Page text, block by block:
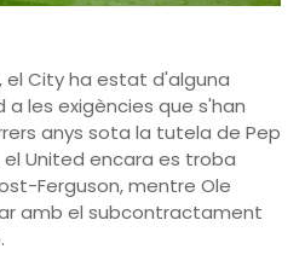
City ha estat d'alguna
les exigències que s'han
anys sota la tutela de Pep
United encara es troba
Ferguson, mentre Ole
amb el subcontractament